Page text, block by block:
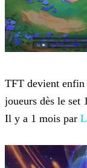
TFT devient enfin
joueurs dès le set
Il y a 1 mois par